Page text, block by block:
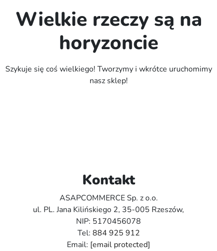
Wielkie rzeczy są na
horyzoncie
Szykuje się coś wielkiego! Tworzymy i wkrótce uruchomimy
nasz sklep!
Kontakt
ASAPCOMMERCE Sp. z o.o.
ul. PL. Jana Kilińskiego 2, 35-005 Rzeszów,
NIP: 5170456078
Tel: 884 925 912
Email: [email protected]